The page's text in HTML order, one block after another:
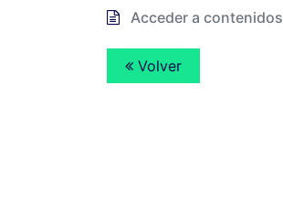
Acceder a contenidos
Volver